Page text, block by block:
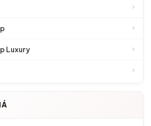
›
›
Luxury ›
›